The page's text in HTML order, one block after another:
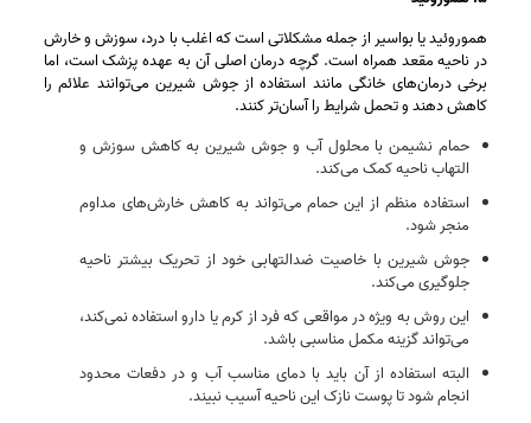
هموروئید یا بواسیر از جمله مشکلاتی است که اغلب با درد، سوزش و خارش
در ناحیه مقعد همراه است. گرچه درمان اصلی آن به عهده پزشک است، اما
برخی درمان‌های خانگی مانند استفاده از جوش شیرین می‌توانند علائم را
کاهش دهند و تحمل شرایط را آسان‌تر کنند.
حمام نشیمن با محلول آب و جوش شیرین به کاهش سوزش و
التهاب ناحیه کمک می‌کند.
استفاده منظم از این حمام می‌تواند به کاهش خارش‌های مداوم
منجر شود.
جوش شیرین با خاصیت ضدالتهابی خود از تحریک بیشتر ناحیه
جلوگیری می‌کند.
این روش به ویژه در مواقعی که فرد از کرم یا دارو استفاده نمی‌کند،
می‌تواند گزینه مکمل مناسبی باشد.
البته استفاده از آن باید با دمای مناسب آب و در دفعات محدود
انجام شود تا پوست نازک این ناحیه آسیب نبیند.